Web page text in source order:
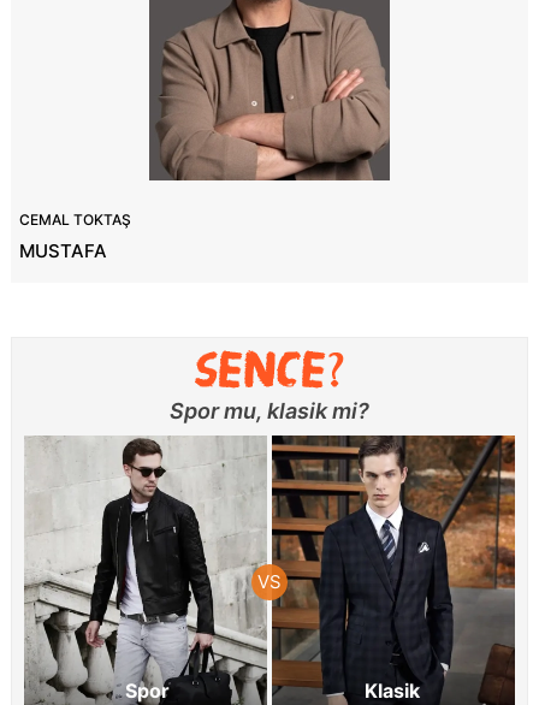
CEMAL TOKTAŞ
MUSTAFA
Spor mu, klasik mi?
Spor Klasik